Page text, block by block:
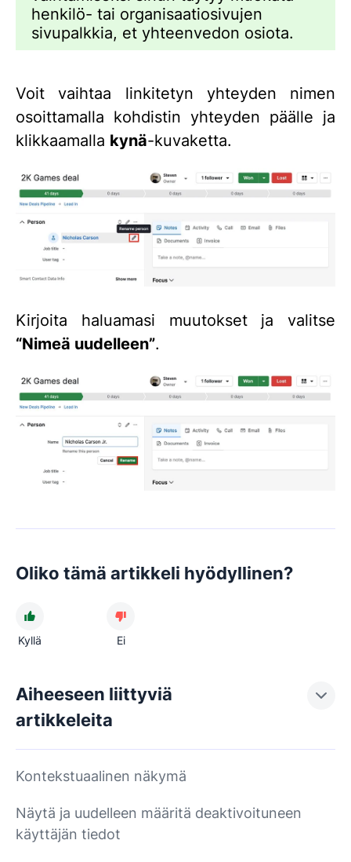
henkilö- tai organisaatiosivujen
sivupalkkia, et yhteenvedon osiota.
Voit vaihtaa linkitetyn yhteyden nimen
osoittamalla kohdistin yhteyden päälle ja
klikkaamalla kynä-kuvaketta.
Kirjoita haluamasi muutokset ja valitse
“Nimeä uudelleen”.
Oliko tämä artikkeli hyödyllinen?
Kyllä Ei
Aiheeseen liittyviä
artikkeleita
Kontekstuaalinen näkymä
Näytä ja uudelleen määritä deaktivoituneen
käyttäjän tiedot